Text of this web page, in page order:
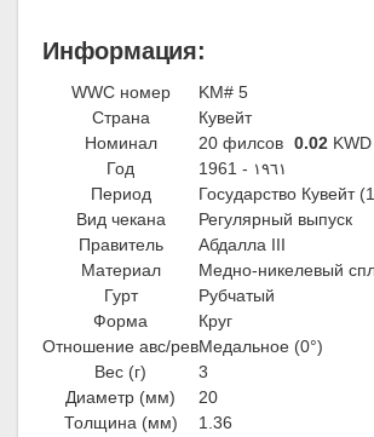
Информация:
WWC номер
KM# 5
Страна
Кувейт
Номинал
20 филсов 0.02
Год
1961 - ١٩٦١
Период
Государство Кувейт
Вид чекана
Регулярный выпуск
Правитель
Абдалла III
Материал
Медно-никелевый
Гурт
Рубчатый
Форма
Круг
Отношение авс/ревМедальное (0°)
Вес (г)
3
Диаметр (мм)
20
Толщина (мм)
1.36